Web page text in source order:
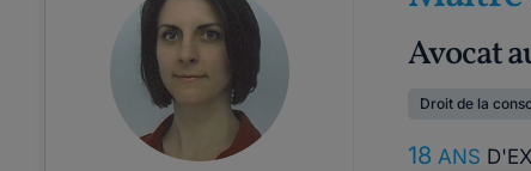
Avocat
Droit de la
18 ANS